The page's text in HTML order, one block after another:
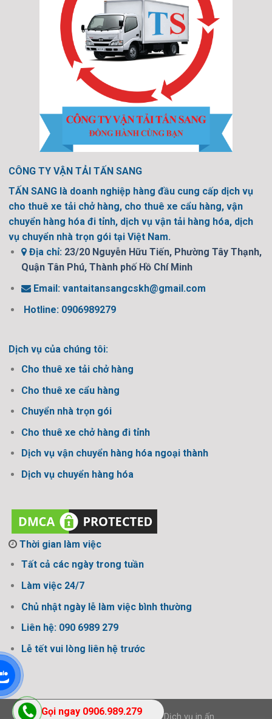
CÔNG TY VẬN TẢI TẤN SANG
TẤN SANG là doanh nghiệp hàng đầu cung cấp dịch vụ
cho thuê xe tải chở hàng, cho thuê xe cẩu hàng, vận
chuyển hàng hóa đi tỉnh, dịch vụ vận tải hàng hóa, dịch
vụ chuyển nhà trọn gói tại Việt Nam.
Địa chỉ: 23/20 Nguyễn Hữu Tiến, Phường Tây Thạnh,
Quận Tân Phú, Thành phố Hồ Chí Minh
Email:vantaitansangcskh@gmail.com
Hotline: 0906989279
Dịch vụ của chúng tôi:
Cho thuê xe tải chở hàng
Cho thuê xe cẩu hàng
Chuyển nhà trọn gói
Cho thuê xe chở hàng đi tỉnh
Dịch vụ vận chuyển hàng hóa ngoại thành
Dịch vụ chuyển hàng hóa
Thời gian làm việc
Tất cả các ngày trong tuần
Làm việc 24/7
Chủ nhật ngày lễ làm việc bình thường
Liên hệ: 090 6989 279
Lễ tết vui lòng liên hệ trước
Thiết kế bởi Design Ngon -Dịch vụ in ấn
Gọi ngay 0906.989.279